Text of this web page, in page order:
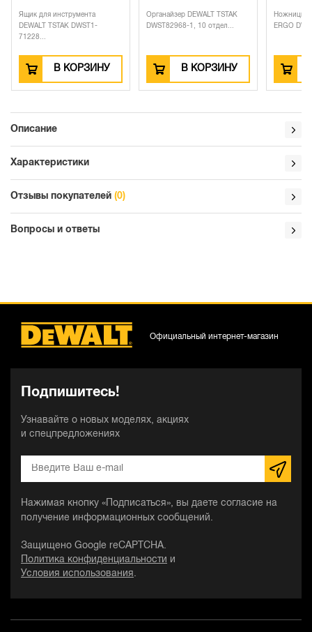
Ящик для инструмента
DEWALT TSTAK DWST1-
71228...
В КОРЗИНУ
Органайзер DEWALT TSTAK
DWST82968-1, 10 отдел...
В КОРЗИНУ
Ножницы
ERGO
Описание
Характеристики
Отзывы покупателей (0)
Вопросы и ответы
Подпишитесь!
Узнавайте о новых моделях, акциях
и спецпредложениях
Нажимая кнопку «Подписаться», вы даете согласие на
получение информационных сообщений.
Защищено Google reCAPTCHA.
Политика конфиденциальности
и
Условия использования .
Официальный интернет-магазин